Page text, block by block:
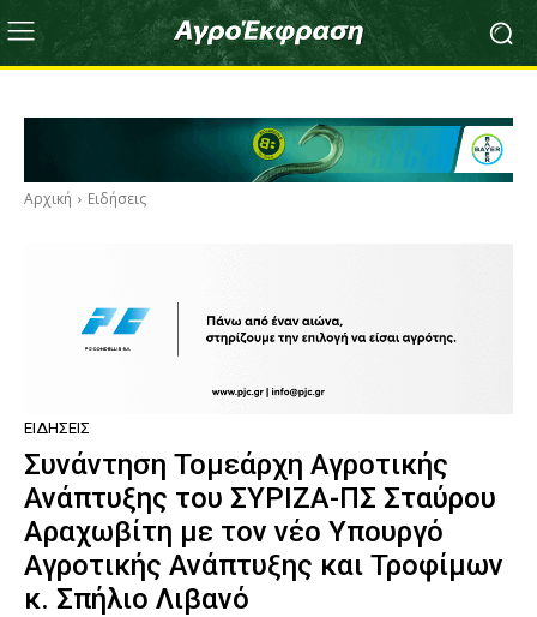
Αρχική Ειδήσεις
ΕΙΔΉΣΕΙΣ
Συνάντηση Τομεάρχη Αγροτικής
Ανάπτυξης του ΣΥΡΙΖΑ-ΠΣ Σταύρου
Αραχωβίτη με τον νέο Υπουργό
Αγροτικής Ανάπτυξης και Τροφίμων
κ. Σπήλιο Λιβανό